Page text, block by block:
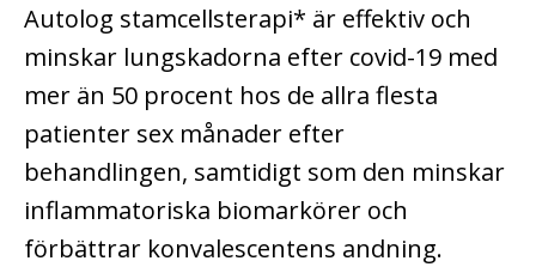
Autolog stamcellsterapi* är effektiv och
minskar lungskadorna efter covid-19 med
mer än 50 procent hos de allra flesta
patienter sex månader efter
behandlingen, samtidigt som den minskar
inflammatoriska biomarkörer och
förbättrar konvalescentens andning.